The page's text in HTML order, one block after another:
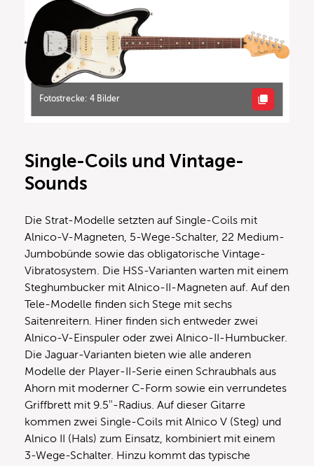
Fotostrecke: 4 Bilder
Single-Coils und Vintage-
Sounds
Die Strat-Modelle setzten auf Single-Coils mit
Alnico-V-Magneten, 5-Wege-Schalter, 22 Medium-
Jumbobünde sowie das obligatorische Vintage-
Vibratosystem. Die HSS-Varianten warten mit einem
Steghumbucker mit Alnico-II-Magneten auf. Auf den
Tele-Modelle finden sich Stege mit sechs
Saitenreitern. Hiner finden sich entweder zwei
Alnico-V-Einspuler oder zwei Alnico-II-Humbucker.
Die Jaguar-Varianten bieten wie alle anderen
Modelle der Player-II-Serie einen Schraubhals aus
Ahorn mit moderner C-Form sowie ein verrundetes
Griffbrett mit 9.5″-Radius. Auf dieser Gitarre
kommen zwei Single-Coils mit Alnico V (Steg) und
Alnico II (Hals) zum Einsatz, kombiniert mit einem
3-Wege-Schalter. Hinzu kommt das typische